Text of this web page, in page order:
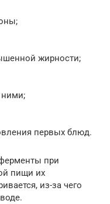
жирности;
первых блюд.
при
пищи их
из-за чего